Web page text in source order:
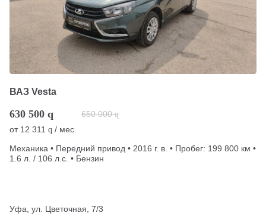
ВАЗ Vesta
630 500 q 650 000 q
от 12 311 q / мес.
Механика • Передний привод • 2016 г. в. • Пробег: 199 800 км •
1.6 л. / 106 л.с. • Бензин
Уфа, ул. Цветочная, 7/3